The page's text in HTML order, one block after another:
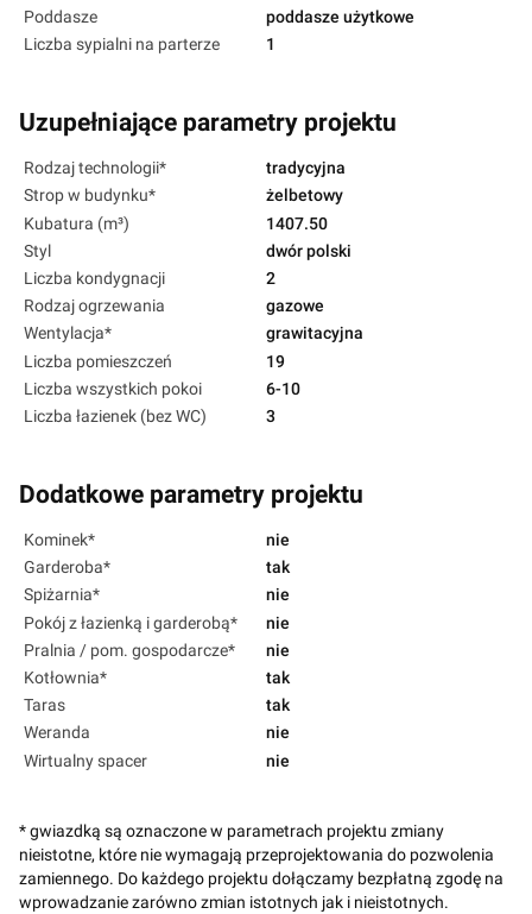
Poddasze
poddasze użytkowe
Liczba sypialni na parterze
1
Uzupełniające parametry projektu
Rodzaj technologii*
tradycyjna
Strop w budynku*
żelbetowy
Kubatura (m³)
1407.50
Styl
dwór polski
Liczba kondygnacji
2
Rodzaj ogrzewania
gazowe
Wentylacja*
grawitacyjna
Liczba pomieszczeń
19
Liczba wszystkich pokoi
6-10
Liczba łazienek (bez WC)
3
Dodatkowe parametry projektu
Kominek*
nie
Garderoba*
tak
Spiżarnia*
nie
Pokój z łazienką i garderobą*
nie
Pralnia / pom. gospodarcze*
nie
Kotłownia*
tak
Taras
tak
Weranda
nie
Wirtualny spacer
nie
* gwiazdką są oznaczone w parametrach projektu zmiany
nieistotne, które nie wymagają przeprojektowania do pozwolenia
zamiennego. Do każdego projektu dołączamy bezpłatną zgodę na
wprowadzanie zarówno zmian istotnych jak i nieistotnych.